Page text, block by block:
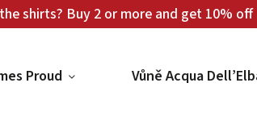
shirts? Buy 2 or more and get 10% off
Proud Vůně Acqua